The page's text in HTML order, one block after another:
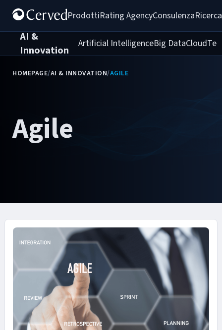
ProdottiRating AgencyConsulenza
AI &
Innovation
Artificial IntelligenceBig DataCloud
HOMEPAGE/AI & INNOVATION/AGILE
Agile